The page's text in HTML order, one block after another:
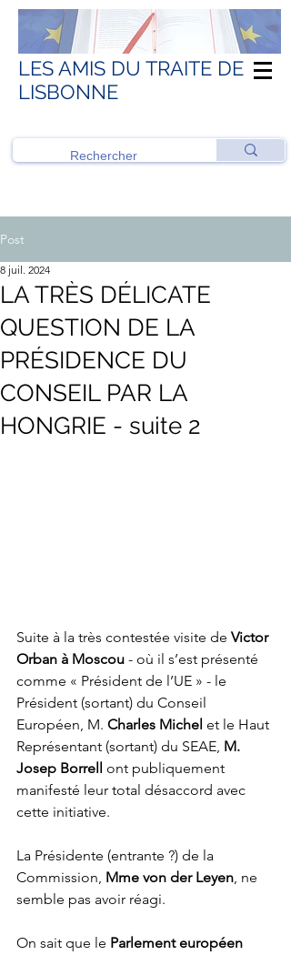
LES AMIS DU TRAITE DE
LISBONNE
Post
LA TRÈS DÉLICATE
QUESTION DE LA
PRÉSIDENCE DU
CONSEIL PAR LA
HONGRIE - suite 2
8 juil. 2024
Suite à la très contestée visite de Victor
Orban à Moscou - où il s’est présenté
comme « Président de l’UE » - le
Président (sortant) du Conseil
Européen, M. Charles Michel et le Haut
Représentant (sortant) du SEAE, M.
Josep Borrell
ont publiquement
manifesté leur total désaccord avec
cette initiative.
La Présidente (entrante ?) de la
Commission, Mme von der Leyen, ne
semble pas avoir réagi.
On sait que le Parlement européen